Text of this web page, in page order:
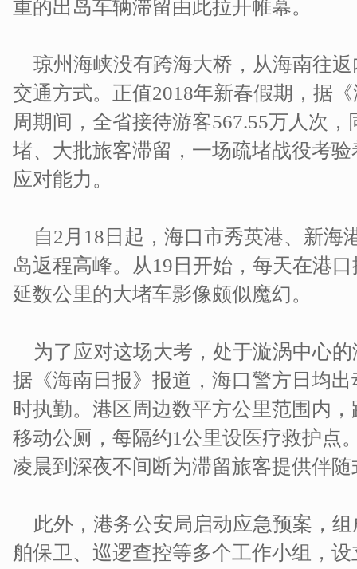
重的出岛车辆滞留由此拉开帷幕。
琼州海峡没有跨海大桥，从海南往
交通方式。正值2018年新春假期，据
周期间，全省接待游客567.55万人次
堵、大批旅客滞留，一场疏堵战役考
应对能力。
自2月18日起，海口市秀英港、新海
岛返程高峰。从19日开始，每天在港
延数公里的大堵车影像颇似魔幻。
为了应对这场大考，处于漩涡中心
据《海南日报》报道，海口警方日均
时执勤。港区周边数平方公里范围内
移动公厕，每隔约1公里设医疗救护点
凌晨到深夜不间断为滞留旅客提供伴
此外，港务公安局启动应急预案，
舶保卫、巡逻查控等多个工作小组，